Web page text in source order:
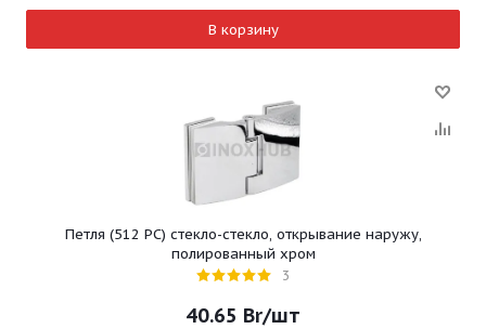
В корзину
Петля (512 PC) стекло-стекло, открывание наружу,
полированный хром
3
40.65 Br/шт